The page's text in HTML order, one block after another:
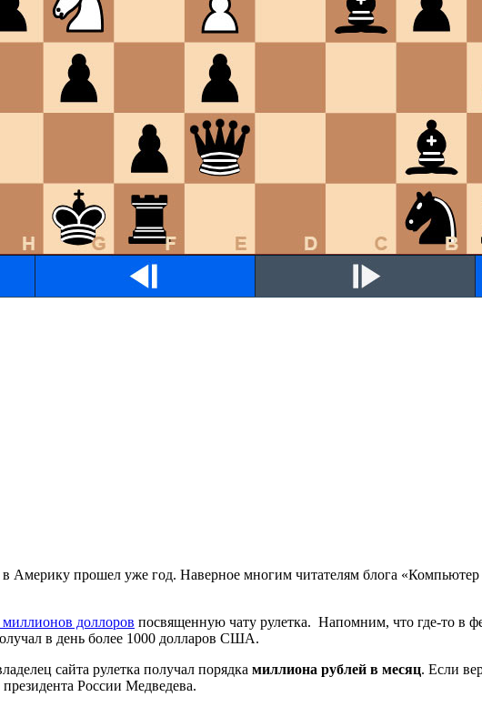
в Америку прошел уже год. Наверное многим читателям блога
миллионов доллоров посвященную чату рулетка. Напомним, что где-то в
в день более 1000 долларов США.
сайта рулетка получал порядка миллиона рублей в месяц. Если
России Медведева.